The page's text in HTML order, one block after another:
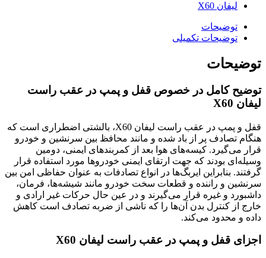
لیفان X60
توضیحات
توضیحات تکمیلی
توضیحات
توضیح کامل در خصوص قفل و پمپ در عقب راست
لیفان X60
قفل و پمپ در عقب راست لیفان X60، بالشتی اضطراری است که
هنگام تصادف پر از باد شده و مانند محافظ بین سرنشین و خودرو
قرار می‌گیرد. کیسه‌های هوا بعد از کمربند‌های ایمنی، دومین
وسیله‌ای بودند که جهت ارتقای ایمنی خودروها مورد استفاده قرار
گرفتند. بنابراین ایربگ‌ها در انواع تصادفات به عنوان حفاظی امن بین
سرنشین و راننده و قطعات سخت خودرو مانند شیشه‌ها، فرمان،
داشبورد و غیره قرار می‌گیرند و در عین حال حرکات غیر ارادی و
خارج از کنترل بدن آن‌ها را که ناشی از ضربه‌ تصادف است کاهش
داده و محدود می‌کند.
اجزای قفل و پمپ در عقب راست لیفان X60